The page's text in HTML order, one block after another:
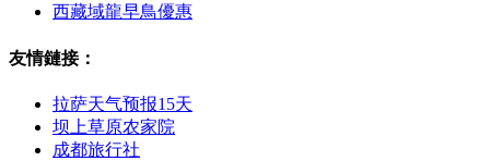
西藏域龍早鳥優惠
友情鏈接：
拉萨天气预报15天
坝上草原农家院
成都旅行社